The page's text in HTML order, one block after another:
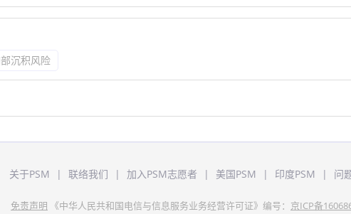
沉积风险
关于PSM | 联络我们 | 加入PSM志愿者 | 美国PSM | 印度PSM | 问
免责声明 《中华人民共和国电信与信息服务业务经营许可证》编号： 京ICP备